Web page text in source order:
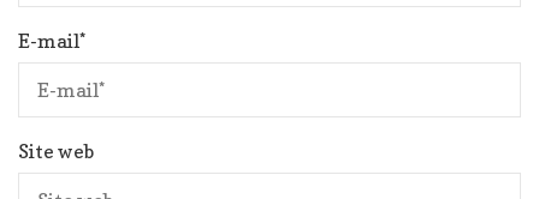
E-mail*
Site web